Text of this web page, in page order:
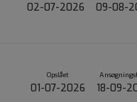
02-07-2026 09-08-
Opslået
01-07-2026 18-09-